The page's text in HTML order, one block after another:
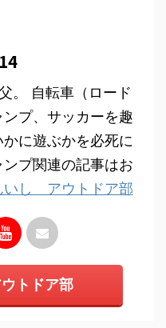
。 自転車（ロード
プ、サッカーを趣
に遊ぶかを必死に
プ関連の記事はお
いし アウトドア部
トドア部